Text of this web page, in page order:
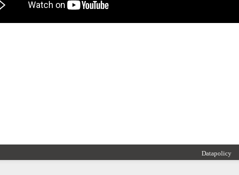
Datapolicy